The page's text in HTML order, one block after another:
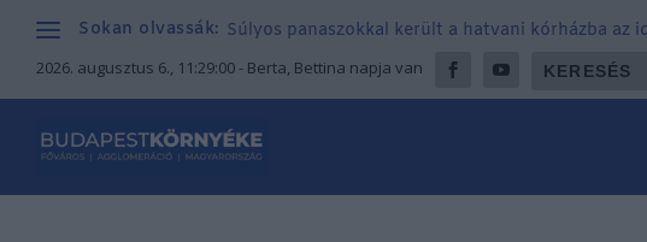
Sokan olvassák: Súlyos panaszokkal került a hatvani kórházba az
2026. augusztus 6., 11:29:00 - Berta, Bettina napja van